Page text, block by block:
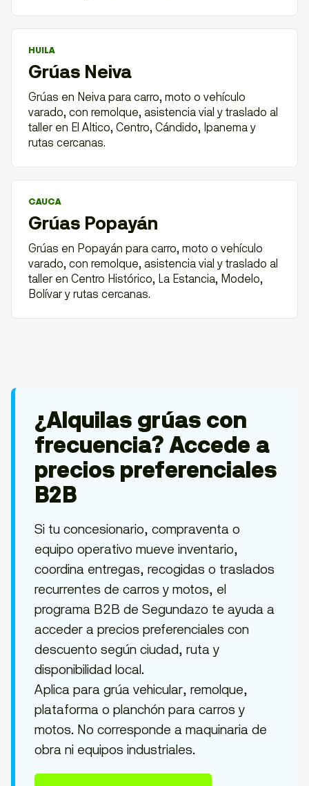
HUILA
Grúas Neiva
Grúas en Neiva para carro, moto o vehículo
varado, con remolque, asistencia vial y traslado al
taller en El Altico, Centro, Cándido, Ipanema y
rutas cercanas.
CAUCA
Grúas Popayán
Grúas en Popayán para carro, moto o vehículo
varado, con remolque, asistencia vial y traslado al
taller en Centro Histórico, La Estancia, Modelo,
Bolívar y rutas cercanas.
¿Alquilas grúas con
frecuencia? Accede a
precios preferenciales
B2B
Si tu concesionario, compraventa o
equipo operativo mueve inventario,
coordina entregas, recogidas o traslados
recurrentes de carros y motos, el
programa B2B de Segundazo te ayuda a
acceder a precios preferenciales con
descuento según ciudad, ruta y
disponibilidad local.
Aplica para grúa vehicular, remolque,
plataforma o planchón para carros y
motos. No corresponde a maquinaria de
obra ni equipos industriales.